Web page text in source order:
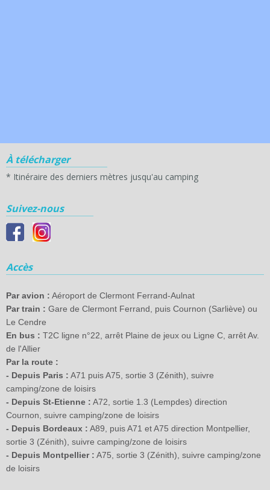
À télécharger
* Itinéraire des derniers mètres jusqu'au camping
Suivez-nous
Accès
Par avion : Aéroport de Clermont Ferrand-Aulnat
Par train : Gare de Clermont Ferrand, puis Cournon (Sarliève) ou
Le Cendre
En bus : T2C ligne n°22, arrêt Plaine de jeux ou Ligne C, arrêt Av.
de l'Allier
Par la route :
- Depuis Paris : A71 puis A75, sortie 3 (Zénith), suivre
camping/zone de loisirs
- Depuis St-Etienne : A72, sortie 1.3 (Lempdes) direction
Cournon, suivre camping/zone de loisirs
- Depuis Bordeaux : A89, puis A71 et A75 direction Montpellier,
sortie 3 (Zénith), suivre camping/zone de loisirs
- Depuis Montpellier : A75, sortie 3 (Zénith), suivre camping/zone
de loisirs